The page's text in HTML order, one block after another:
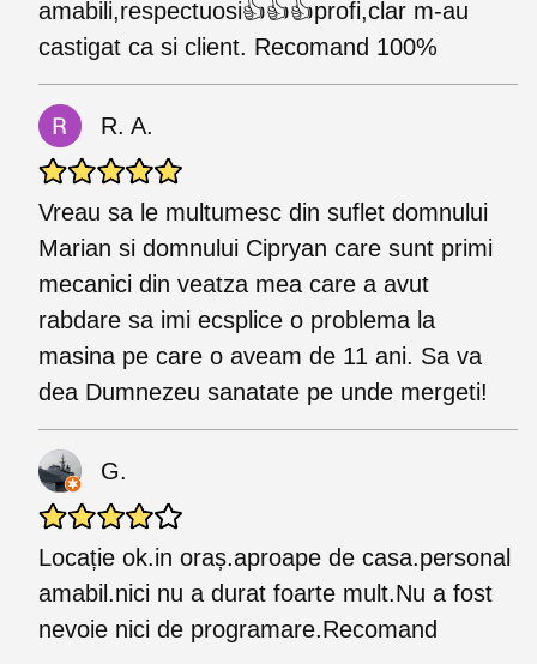
amabili,respectuosi👍👍👍profi,clar m-au
castigat ca si client. Recomand 100%
R. A.
Vreau sa le multumesc din suflet domnului
Marian si domnului Cipryan care sunt primi
mecanici din veatza mea care a avut
rabdare sa imi ecsplice o problema la
masina pe care o aveam de 11 ani. Sa va
dea Dumnezeu sanatate pe unde mergeti!
G.
Locație ok.in oraș.aproape de casa.personal
amabil.nici nu a durat foarte mult.Nu a fost
nevoie nici de programare.Recomand